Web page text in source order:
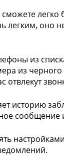
легко
оно
из
из черного
историю
сообщение